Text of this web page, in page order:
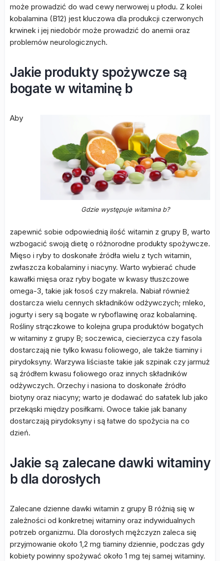
może prowadzić do wad cewy nerwowej u płodu. Z kolei
kobalamina (B12) jest kluczowa dla produkcji czerwonych
krwinek i jej niedobór może prowadzić do anemii oraz
problemów neurologicznych.
Jakie produkty spożywcze są
bogate w witaminę b
Gdzie występuje witamina b?
Aby
zapewnić sobie odpowiednią ilość witamin z grupy B, warto
wzbogacić swoją dietę o różnorodne produkty spożywcze.
Mięso i ryby to doskonałe źródła wielu z tych witamin,
zwłaszcza kobalaminy i niacyny. Warto wybierać chude
kawałki mięsa oraz ryby bogate w kwasy tłuszczowe
omega-3, takie jak łosoś czy makrela. Nabiał również
dostarcza wielu cennych składników odżywczych; mleko,
jogurty i sery są bogate w ryboflawinę oraz kobalaminę.
Rośliny strączkowe to kolejna grupa produktów bogatych
w witaminy z grupy B; soczewica, ciecierzyca czy fasola
dostarczają nie tylko kwasu foliowego, ale także tiaminy i
pirydoksyny. Warzywa liściaste takie jak szpinak czy jarmuż
są źródłem kwasu foliowego oraz innych składników
odżywczych. Orzechy i nasiona to doskonałe źródło
biotyny oraz niacyny; warto je dodawać do sałatek lub jako
przekąski między posiłkami. Owoce takie jak banany
dostarczają pirydoksyny i są łatwe do spożycia na co
dzień.
Jakie są zalecane dawki witaminy
b dla dorosłych
Zalecane dzienne dawki witamin z grupy B różnią się w
zależności od konkretnej witaminy oraz indywidualnych
potrzeb organizmu. Dla dorosłych mężczyzn zaleca się
przyjmowanie około 1,2 mg tiaminy dziennie, podczas gdy
kobiety powinny spożywać około 1 mg tej samej witaminy.